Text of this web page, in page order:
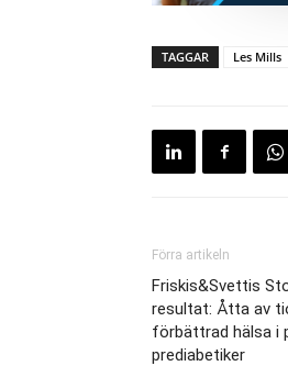
TAGGAR Les Mills
Förra artikeln
Friskis&Svettis
resultat: Åtta av
förbättrad hälsa i
prediabetiker